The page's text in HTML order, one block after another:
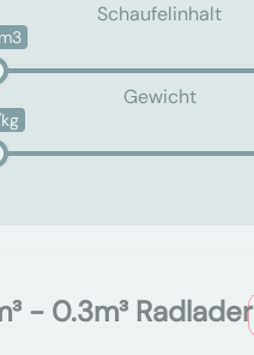
Schaufelinhalt
Gewicht
- 0.3m³ Radlader